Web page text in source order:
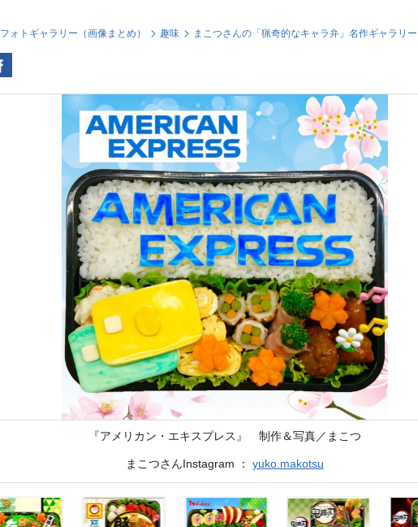
フォトギャラリー（画像まとめ） 趣味 まこつさんの「猟奇的なキャラ弁」名作ギャラリー
『アメリカン・エキスプレス』 制作＆写真／まこつ
まこつさんInstagram ： yuko.makotsu